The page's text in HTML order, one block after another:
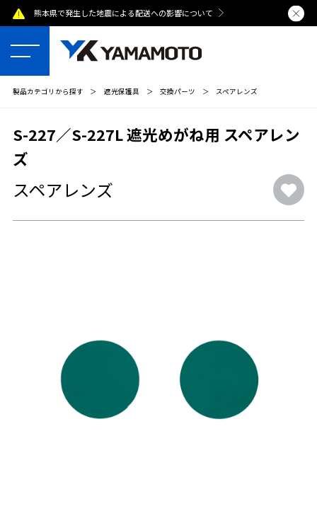
熊本県で発生した地震による配送への影響について 夏季休業
製品カテゴリから探す ＞ 遮光保護具 ＞ 交換パーツ ＞ スペアレンズ
S-227／S-227L 遮光めがね用 スペアレン
ズ
スペアレンズ